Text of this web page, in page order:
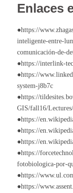
Enlaces
●https://
inteligente-entre-
comunicación-de-
●https://interlink-
●https://
system-j8b7c
●https://
GIS/fall16/
●https://
●https://
●https://
●https://
fotobiologica-por-
●https://
●https://